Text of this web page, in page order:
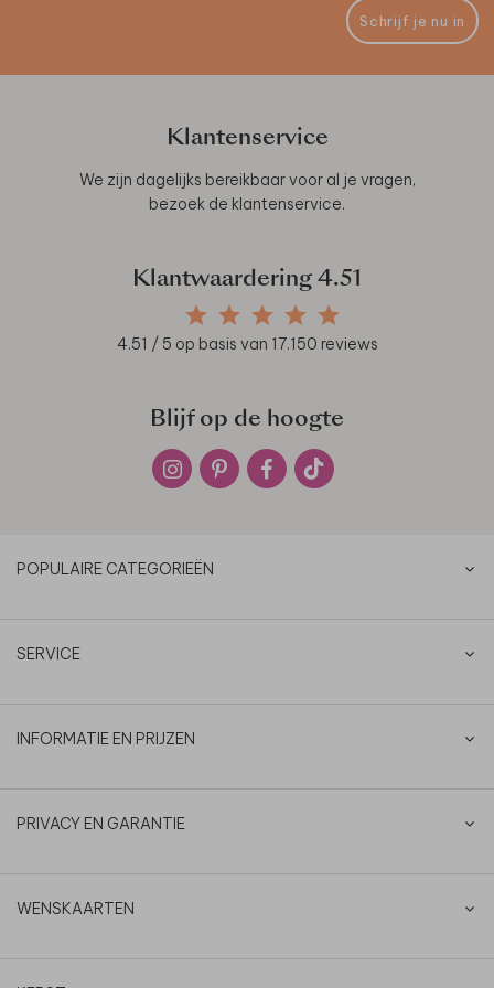
Schrijf je nu in
Klantenservice
We zijn dagelijks bereikbaar voor al je vragen,
bezoek de klantenservice.
Klantwaardering 4.51
4.51 / 5 op basis van 17.150 reviews
Blijf op de hoogte
POPULAIRE CATEGORIEËN
SERVICE
INFORMATIE EN PRIJZEN
PRIVACY EN GARANTIE
WENSKAARTEN